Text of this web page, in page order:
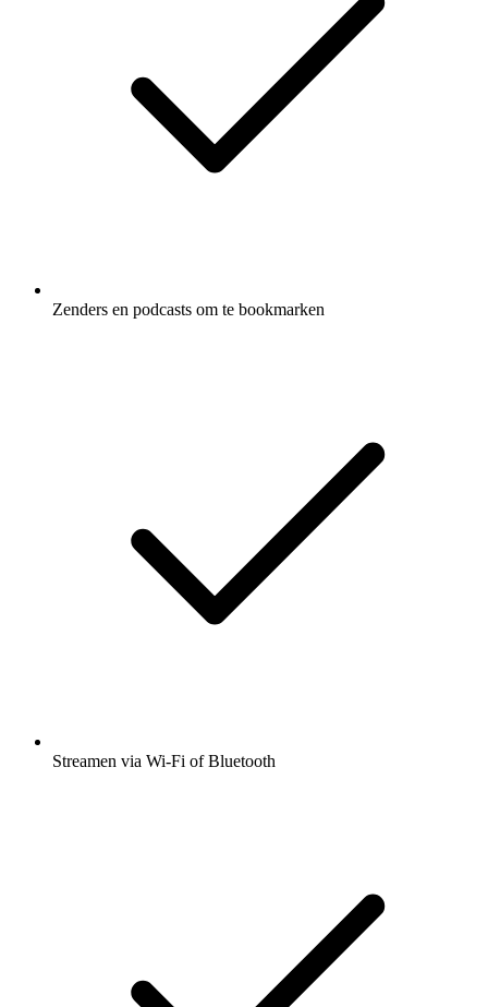
Zenders en podcasts om te bookmarken
Streamen via Wi-Fi of Bluetooth